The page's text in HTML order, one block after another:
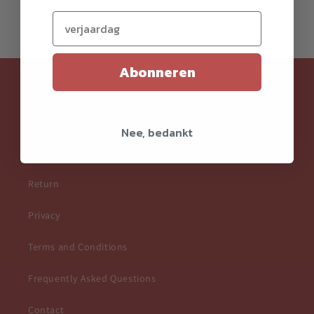
price
Return
Privacy
Terms and Conditions
Frequently Asked Questions
Contact
Verjaardag (optioneel)
Abonneren
Nee, bedankt